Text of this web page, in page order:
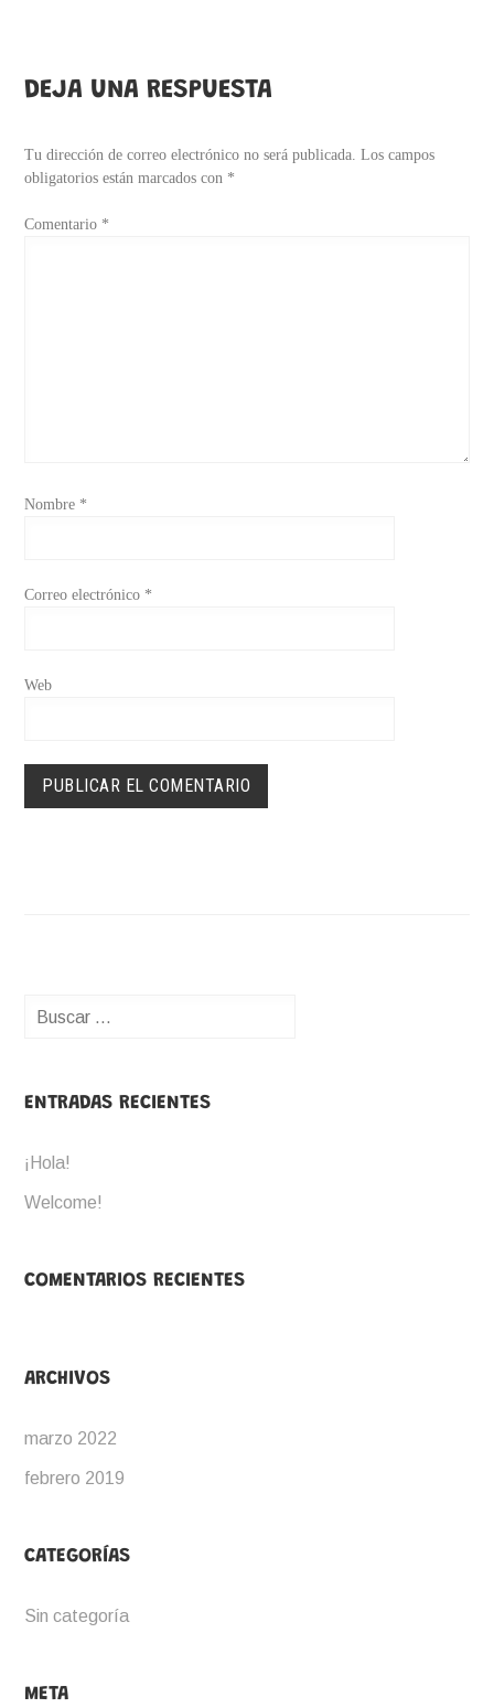
ENTRADAS
DEJA UNA RESPUESTA
Tu dirección de correo electrónico no será publicada. Los campos
obligatorios están marcados con *
Comentario *
Nombre *
Correo electrónico *
Web
Buscar:
ENTRADAS RECIENTES
¡Hola!
Welcome!
COMENTARIOS RECIENTES
ARCHIVOS
marzo 2022
febrero 2019
CATEGORÍAS
Sin categoría
META